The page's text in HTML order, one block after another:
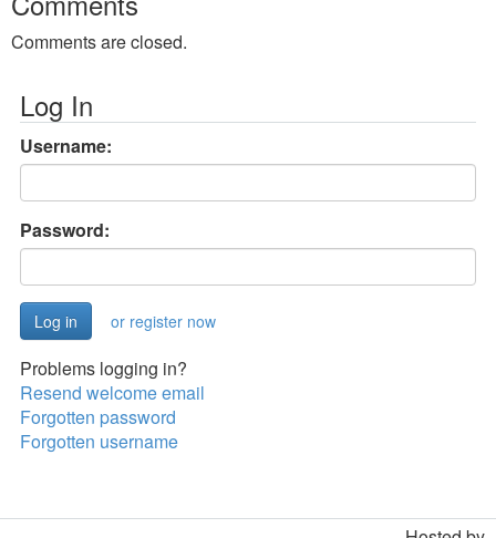
Comments are closed.
Log In
Username:
Password:
or register now
Problems logging in?
Resend welcome email
Forgotten password
Forgotten username